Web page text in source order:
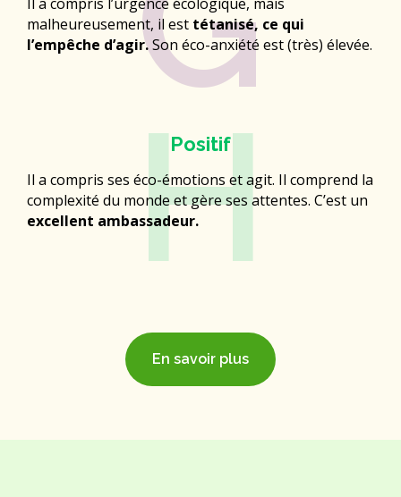
Il a compris l’urgence écologique, mais
malheureusement, il est tétanisé, ce qui
l’empêche d’agir.Son éco-anxiété est (très) élevée.​
Positif
Il a compris ses éco-émotions et agit. Il comprend la
complexité du monde et gère ses attentes. C’est un
excellent ambassadeur.​H
En savoir plus